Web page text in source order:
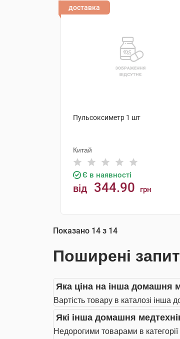
доставка
Пульсоксиметр 1 шт
Китай
Є в наявності
від 344.90 грн
Показано 14 з 14
Поширені
Яка ціна на інша домашня
Вартість товару в каталозі інша
Які інша домашня
Недорогими товарами в